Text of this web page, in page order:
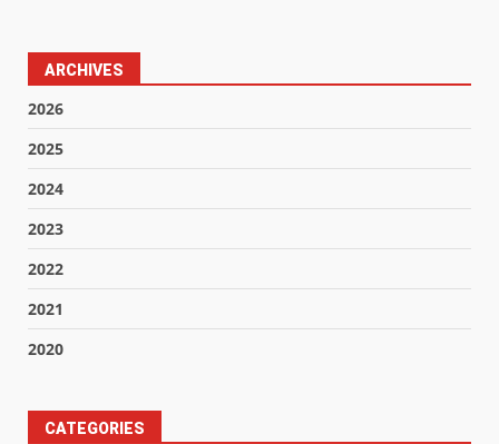
ARCHIVES
2026
2025
2024
2023
2022
2021
2020
CATEGORIES